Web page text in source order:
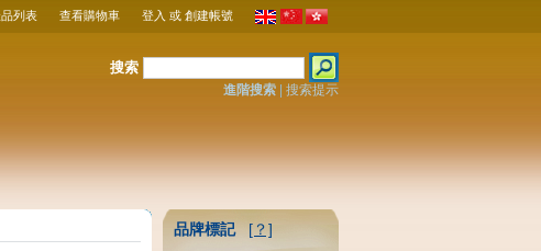
列表 查看購物車 登入 或 創建帳號
搜索
進階搜索| 搜索提示
品牌標記 [？]